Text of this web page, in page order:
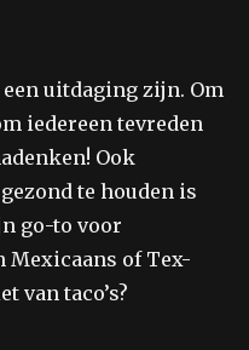
uitdaging zijn. Om
iedereen tevreden
Ook
te houden is
go-to voor
Mexicaans of Tex-
van taco’s?